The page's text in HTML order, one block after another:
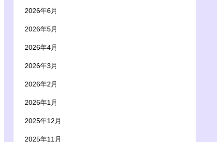
2026年6月
2026年5月
2026年4月
2026年3月
2026年2月
2026年1月
2025年12月
2025年11月